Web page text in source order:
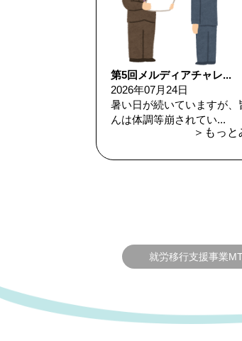
第5回メルディアチャレ...
2026年07月24日
暑い日が続いていますが、
んは体調等崩されてい...
＞もっと
就労移行支援事業